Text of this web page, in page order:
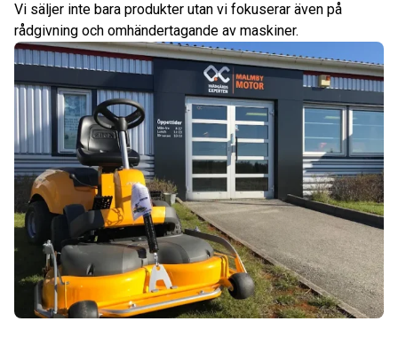
Vi säljer inte bara produkter utan vi fokuserar även på
rådgivning och omhändertagande av maskiner.